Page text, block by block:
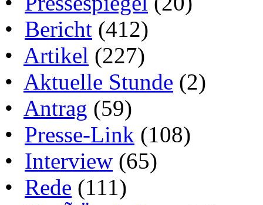
• Bericht (412)
• Artikel (227)
• Aktuelle Stunde (2)
• Antrag (59)
• Presse-Link (108)
• Interview (65)
• Rede (111)